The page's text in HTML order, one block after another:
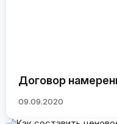
Договор
09.09.2020